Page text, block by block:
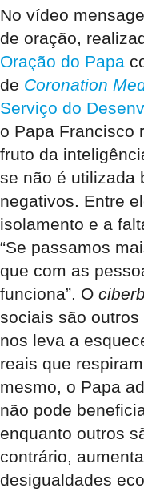
No vídeo
de oração,
Oração do Papa
de Coronation
Serviço do
o Papa Francisco
fruto da
se não é utilizada
negativos. Entre
isolamento e a
“Se passamos
que com as
funciona”. O
sociais são outros
nos leva a
reais que
mesmo, o Papa
não pode
enquanto outros
contrário,
desigualdades